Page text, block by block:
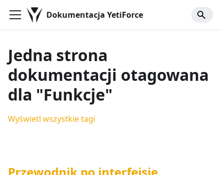
Dokumentacja YetiForce
Jedna strona
dokumentacji otagowana
dla "Funkcje"
Wyświetl wszystkie tagi